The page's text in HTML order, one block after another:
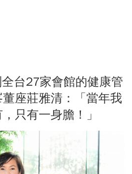
台27家會館的健康管
座莊雅清：「當年我
只有一身膽！」